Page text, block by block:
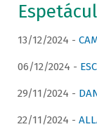
13/12/2024 -
06/12/2024 -
29/11/2024 -
22/11/2024 -